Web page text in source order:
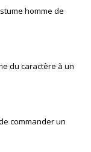
homme de
du caractère à un
commander un